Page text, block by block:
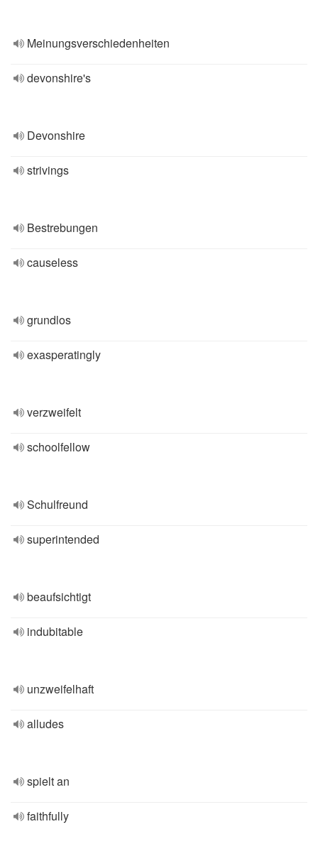
Meinungsverschiedenheiten
devonshire's
Devonshire
strivings
Bestrebungen
causeless
grundlos
exasperatingly
verzweifelt
schoolfellow
Schulfreund
superintended
beaufsichtigt
indubitable
unzweifelhaft
alludes
spielt an
faithfully